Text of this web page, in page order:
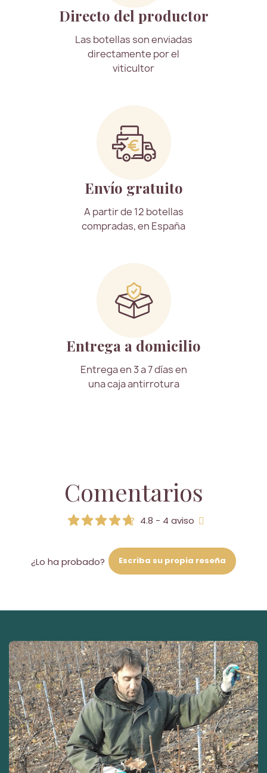
Directo del productor
Las botellas son enviadas
directamente por el
viticultor
Envío gratuito
A partir de 12 botellas
compradas, en España
Entrega a domicilio
Entrega en 3 a 7 días en
una caja antirrotura
Comentarios
4.8 - 4 aviso
¿Lo ha probado? Escriba su propia reseña